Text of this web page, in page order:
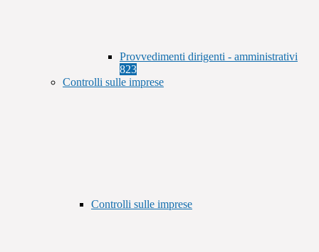
Provvedimenti dirigenti - amministrativi
823
Controlli sulle imprese
Controlli sulle imprese